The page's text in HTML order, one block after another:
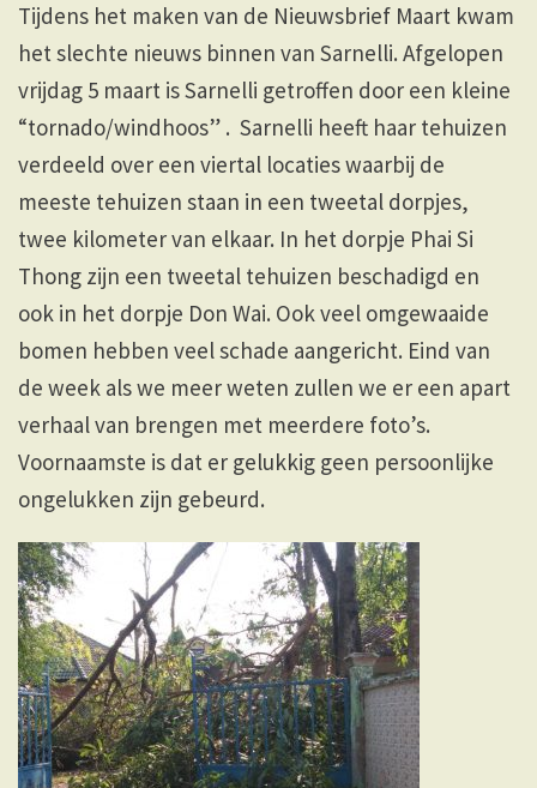
Tijdens het maken van de Nieuwsbrief Maart kwam
het slechte nieuws binnen van Sarnelli. Afgelopen
vrijdag 5 maart is Sarnelli getroffen door een kleine
“tornado/windhoos” . Sarnelli heeft haar tehuizen
verdeeld over een viertal locaties waarbij de
meeste tehuizen staan in een tweetal dorpjes,
twee kilometer van elkaar. In het dorpje Phai Si
Thong zijn een tweetal tehuizen beschadigd en
ook in het dorpje Don Wai. Ook veel omgewaaide
bomen hebben veel schade aangericht. Eind van
de week als we meer weten zullen we er een apart
verhaal van brengen met meerdere foto’s.
Voornaamste is dat er gelukkig geen persoonlijke
ongelukken zijn gebeurd.